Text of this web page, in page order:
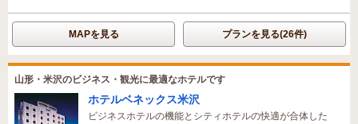
MAPを見る プランを見る(26件)
山形・米沢のビジネス・観光に最適なホテルです
ホテルベネックス米沢
ビジネスホテルの機能とシティホテルの快適が合体した